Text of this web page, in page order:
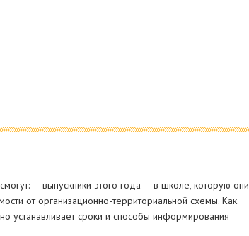
— выпускники этого года — в школе, которую они
от организационно-территориальной схемы. Как
устанавливает сроки и способы информирования